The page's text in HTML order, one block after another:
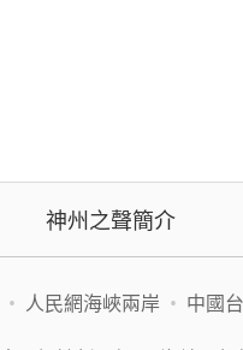
神州之聲簡介
• 人民網海峽兩岸 • 中國